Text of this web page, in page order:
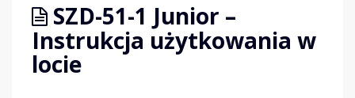
SZD-51-1 Junior –
Instrukcja użytkowania w
locie